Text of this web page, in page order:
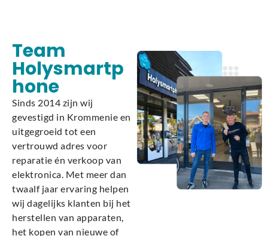
Team
Holysmartp
hone
Sinds 2014 zijn wij
gevestigd in Krommenie en
uitgegroeid tot een
vertrouwd adres voor
reparatie én verkoop van
elektronica. Met meer dan
twaalf jaar ervaring helpen
wij dagelijks klanten bij het
herstellen van apparaten,
het kopen van nieuwe of